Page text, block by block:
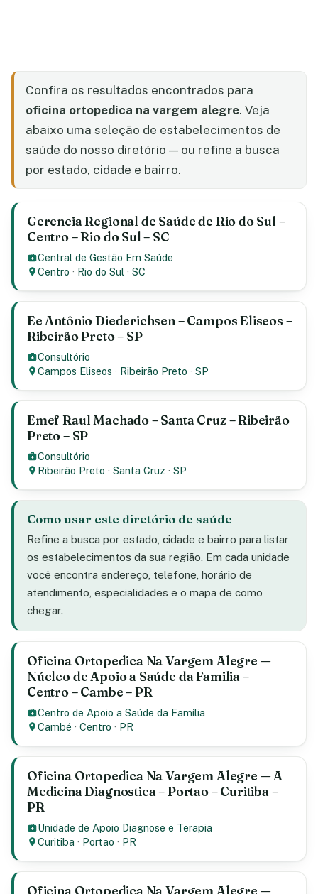
Confira os resultados encontrados para
oficina ortopedica na vargem alegre. Veja
abaixo uma seleção de estabelecimentos de
saúde do nosso diretório — ou refine a busca
por estado, cidade e bairro.
Gerencia Regional de Saúde de Rio do Sul –
Centro – Rio do Sul – SC
Central de Gestão Em Saúde
Centro · Rio do Sul ·SC
Ee Antônio Diederichsen – Campos Eliseos –
Ribeirão Preto – SP
Consultório
Campos Eliseos · Ribeirão Preto ·SP
Emef Raul Machado – Santa Cruz – Ribeirão
Preto – SP
Consultório
Ribeirão Preto ·Santa Cruz ·SP
Como usar este diretório de saúde
Refine a busca por estado, cidade e bairro para listar
os estabelecimentos da sua região. Em cada unidade
você encontra endereço, telefone, horário de
atendimento, especialidades e o mapa de como
chegar.
Oficina Ortopedica Na Vargem Alegre —
Núcleo de Apoio a Saúde da Familia –
Centro – Cambe – PR
Centro de Apoio a Saúde da Família
Cambé ·Centro · PR
Oficina Ortopedica Na Vargem Alegre — A
Medicina Diagnostica – Portao – Curitiba –
PR
Unidade de Apoio Diagnose e Terapia
Curitiba · Portao · PR
Oficina Ortopedica Na Vargem Alegre —